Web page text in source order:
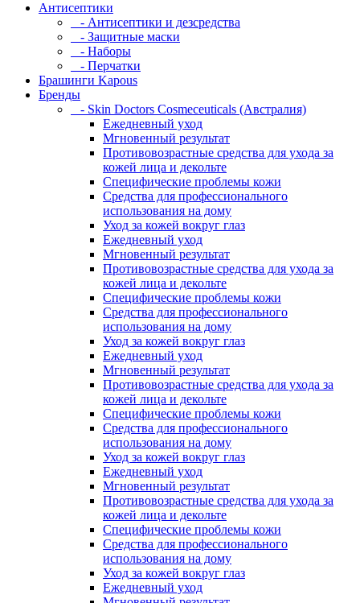
Антисептики
- Антисептики и дезсредства
- Защитные маски
- Наборы
- Перчатки
Брашинги Kapous
Бренды
- Skin Doctors Cosmeceuticals (Австралия)
Ежедневный уход
Мгновенный результат
Противовозрастные средства для ухода за
кожей лица и декольте
Специфические проблемы кожи
Средства для профессионального
использования на дому
Уход за кожей вокруг глаз
Ежедневный уход
Мгновенный результат
Противовозрастные средства для ухода за
кожей лица и декольте
Специфические проблемы кожи
Средства для профессионального
использования на дому
Уход за кожей вокруг глаз
Ежедневный уход
Мгновенный результат
Противовозрастные средства для ухода за
кожей лица и декольте
Специфические проблемы кожи
Средства для профессионального
использования на дому
Уход за кожей вокруг глаз
Ежедневный уход
Мгновенный результат
Противовозрастные средства для ухода за
кожей лица и декольте
Специфические проблемы кожи
Средства для профессионального
использования на дому
Уход за кожей вокруг глаз
Ежедневный уход